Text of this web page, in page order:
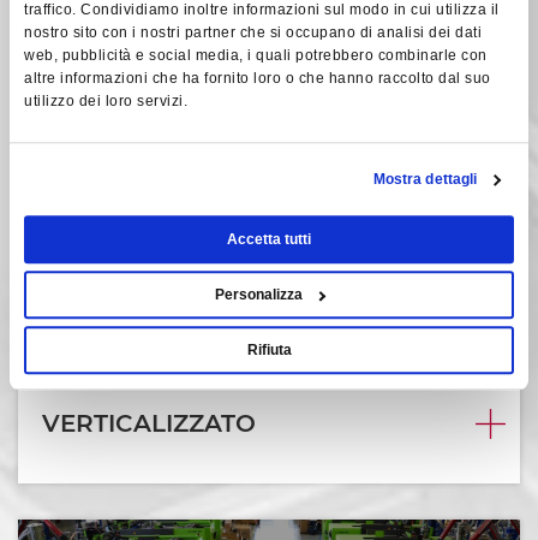
traffico. Condividiamo inoltre informazioni sul modo in cui utilizza il
nostro sito con i nostri partner che si occupano di analisi dei dati
web, pubblicità e social media, i quali potrebbero combinarle con
altre informazioni che ha fornito loro o che hanno raccolto dal suo
utilizzo dei loro servizi.
Mostra dettagli
Accetta tutti
Personalizza
Rifiuta
VERTICALIZZATO
RUBINETTERIE
VERTICALIZZATO